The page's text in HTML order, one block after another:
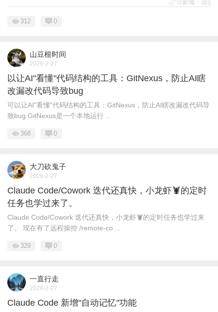
312 0
山豆根时间
2026-2-27
以让AI"看懂"代码结构的工具：GitNexus，防止AI瞎
改漏改代码导致bug
可以让AI"看懂"代码结构的工具：GitNexus，防止AI瞎改漏改代码导
致bug GitNexus是一个本地运行 ...
368 0
大刀砍鬼子
2026-2-27
Claude Code/Cowork 迭代还真快，小龙虾🦞的定时
任务也学过来了。
Claude Code/Cowork 迭代还真快，小龙虾🦞的定时任务也学过来
了。 现在有了远程操控 /remote-co ...
329 0
一直行走
2026-2-27
Claude Code 新增"自动记忆"功能